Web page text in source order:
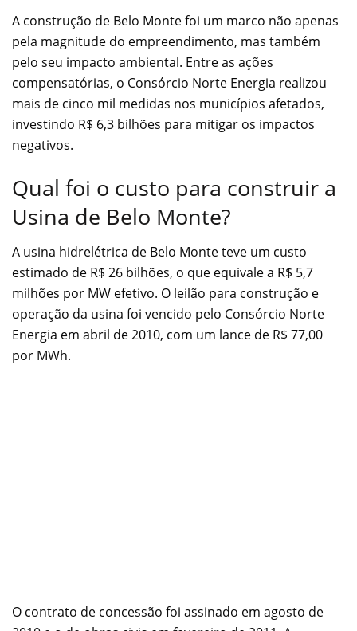
A construção de Belo Monte foi um marco não apenas
pela magnitude do empreendimento, mas também
pelo seu impacto ambiental. Entre as ações
compensatórias, o Consórcio Norte Energia realizou
mais de cinco mil medidas nos municípios afetados,
investindo R$ 6,3 bilhões para mitigar os impactos
negativos.
Qual foi o custo para construir a
Usina de Belo Monte?
A usina hidrelétrica de Belo Monte teve um custo
estimado de R$ 26 bilhões, o que equivale a R$ 5,7
milhões por MW efetivo. O leilão para construção e
operação da usina foi vencido pelo Consórcio Norte
Energia em abril de 2010, com um lance de R$ 77,00
por MWh.
O contrato de concessão foi assinado em agosto de